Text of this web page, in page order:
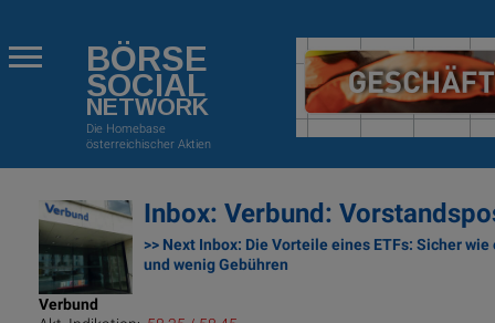
BÖRSE
SOCIAL
NETWORK
Die Homebase
österreichischer Aktien
Inbox: Verbund:
>> Next Inbox: Die Vorteile eines ETFs: Sicher
und wenig Gebühren
Verbund